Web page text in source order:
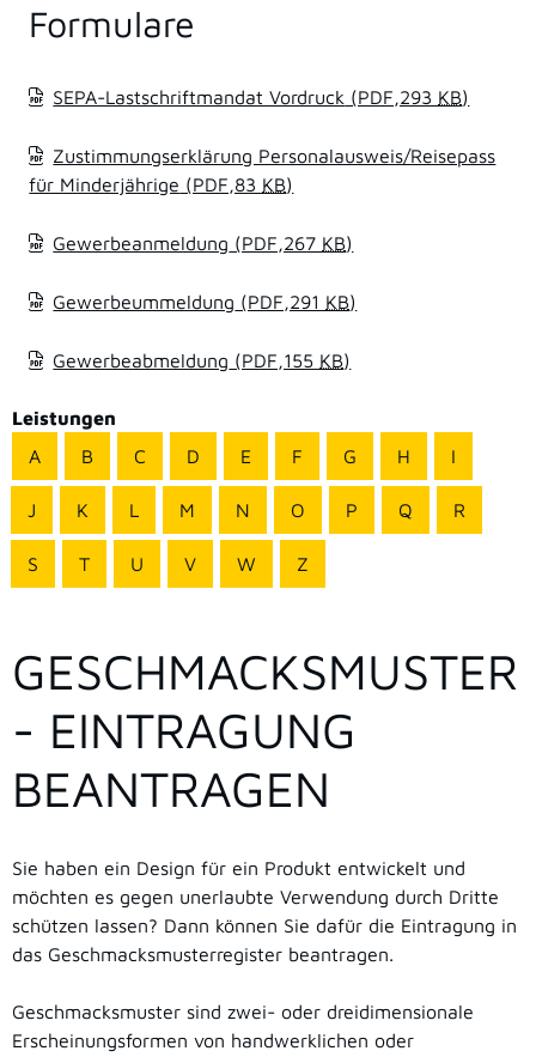
Formulare
SEPA-Lastschriftmandat Vordruck (PDF,293 KB)
Zustimmungserklärung Personalausweis/Reisepass
für Minderjährige (PDF,83 KB)
Gewerbeanmeldung (PDF,267 KB)
Gewerbeummeldung (PDF,291 KB)
Gewerbeabmeldung (PDF,155 KB)
Leistungen
A
B C D E F G H I
J K L M N O P Q R
S T U V W Z
GESCHMACKSMUSTER
- EINTRAGUNG
BEANTRAGEN
Sie haben ein Design für ein Produkt entwickelt und
möchten es gegen unerlaubte Verwendung durch Dritte
schützen lassen? Dann können Sie dafür die Eintragung in
das Geschmacksmusterregister beantragen.
Geschmacksmuster sind zwei- oder dreidimensionale
Erscheinungsformen von handwerklichen oder